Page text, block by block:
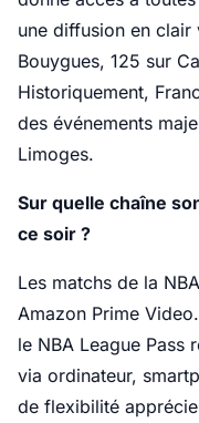
une diffusion en
Bouygues, 125 sur
Historiquement,
des événements
Limoges.
Sur quelle chaîne
ce soir ?
Les matchs de la
Amazon Prime
le NBA League Pass
via ordinateur,
de flexibilité